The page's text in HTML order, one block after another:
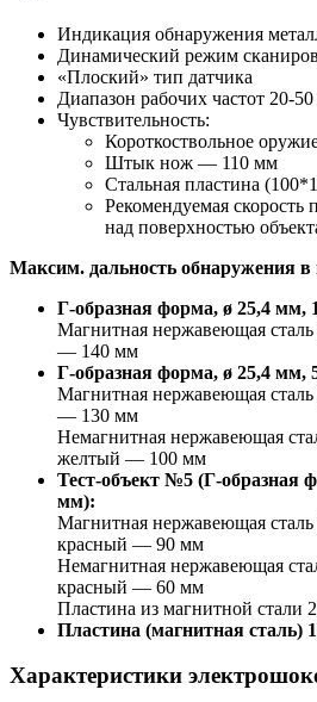
Индикация обнаружения
Динамический режим
«Плоский» тип датчика
Диапазон рабочих частот 20-
Чувствительность:
Короткоствольное
Штык нож — 110 мм
Стальная пластина
Рекомендуемая скорость
над поверхностью
Максим. дальность обнаружения в
Г-образная форма, ø 25,4 мм,
Магнитная нержавеющая
— 140 мм
Г-образная форма, ø 25,4 мм,
Магнитная нержавеющая
— 130 мм
Немагнитная нержавеющая
желтый — 100 мм
Тест-объект №5 (Г-образная
мм):
Магнитная нержавеющая
красный — 90 мм
Немагнитная нержавеющая
красный — 60 мм
Пластина из магнитной
Пластина (магнитная сталь)
Характеристики